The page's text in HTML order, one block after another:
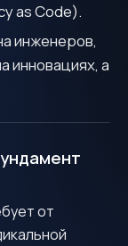
as Code).
инженеров,
инновациях, а
от